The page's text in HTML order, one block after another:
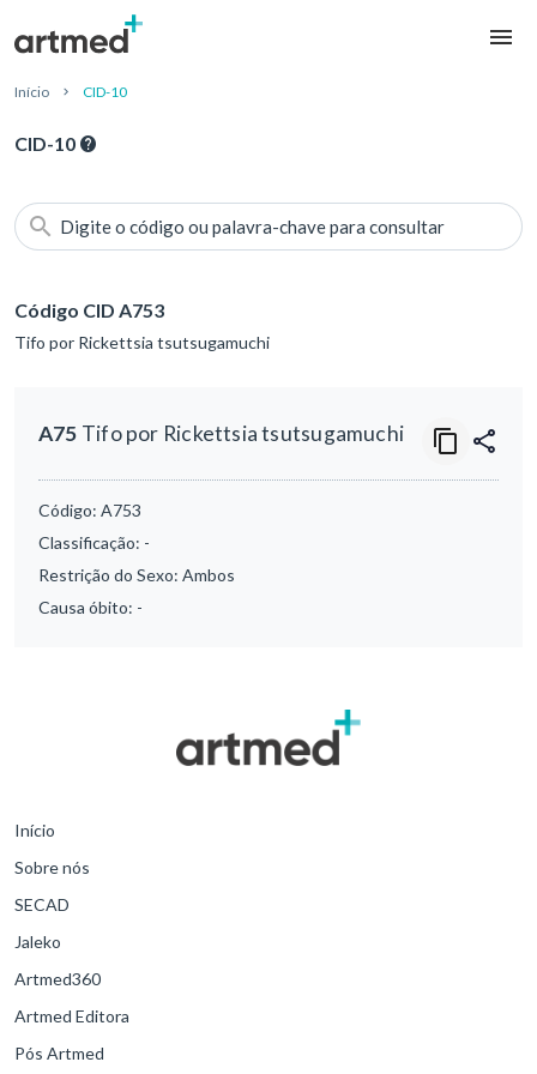
Início CID-10
CID-10
Digite o código ou palavra-chave para consultar
Código CID A753
Tifo por Rickettsia tsutsugamuchi
A75 Tifo por Rickettsia tsutsugamuchi
Código: A753
Classificação: -
Restrição do Sexo: Ambos
Causa óbito: -
Início
Sobre nós
SECAD
Jaleko
Artmed360
Artmed Editora
Pós Artmed